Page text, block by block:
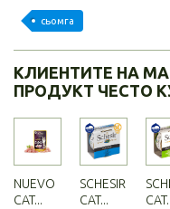
сьомга
КЛИЕНТИТЕ НА
ПРОДУКТ ЧЕСТО
NUEVO
CAT...
SCHESIR
CAT...